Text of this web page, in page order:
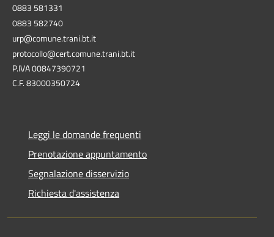
0883 581331
0883 582740
urp@comune.trani.bt.it
protocollo@cert.comune.trani.bt.it
P.IVA 00847390721
C.F. 83000350724
Leggi le domande frequenti
Prenotazione appuntamento
Segnalazione disservizio
Richiesta d'assistenza